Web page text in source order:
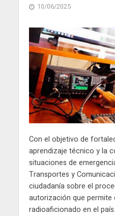
10/06/2025
Con el objetivo de
aprendizaje técnico y la
situaciones de
Transportes y
ciudadanía sobre el
autorización que permite
radioaficionado en el país.